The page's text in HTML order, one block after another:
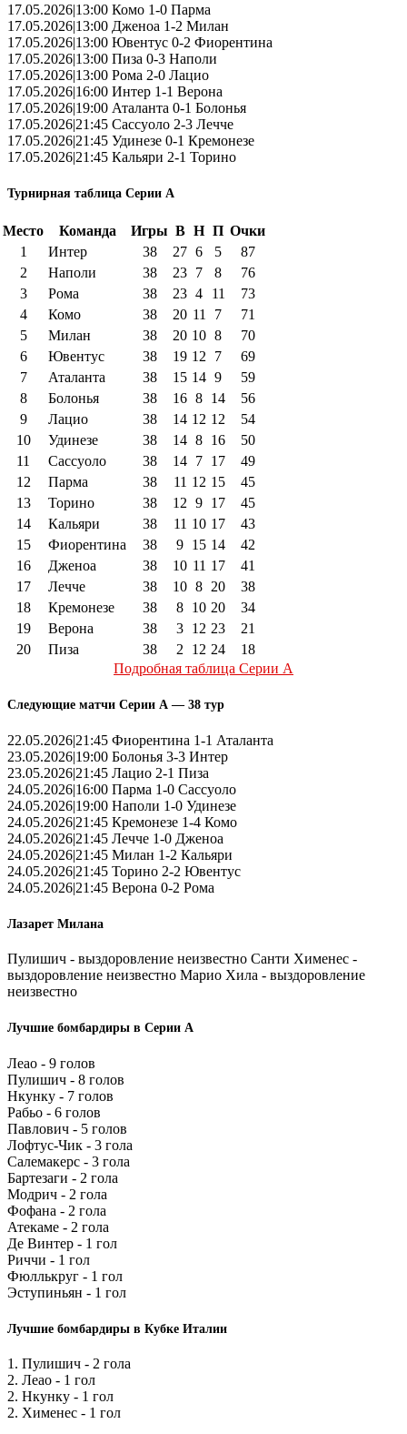
17.05.2026|13:00 Комо 1-0 Парма
17.05.2026|13:00 Дженоа 1-2 Милан
17.05.2026|13:00 Ювентус 0-2 Фиорентина
17.05.2026|13:00 Пиза 0-3 Наполи
17.05.2026|13:00 Рома 2-0 Лацио
17.05.2026|16:00 Интер 1-1 Верона
17.05.2026|19:00 Аталанта 0-1 Болонья
17.05.2026|21:45 Сассуоло 2-3 Лечче
17.05.2026|21:45 Удинезе 0-1 Кремонезе
17.05.2026|21:45 Кальяри 2-1 Торино
Турнирная таблица Серии А
Место Команда Игры В Н П Очки
1
Интер 38 27 6 5
87
2
Наполи 38 23 7 8
76
3
Рома 38 23 4 11
73
4
Комо 38 20 11 7
71
5
Милан 38 20 10 8
70
6
Ювентус 38 19 12 7
69
7
Аталанта 38 15 14 9
59
8
Болонья 38 16 8 14
56
9
Лацио 38 14 12 12
54
10
Удинезе 38 14 8 16
50
11
Сассуоло 38 14 7 17
49
12
Парма 38 11 12 15
45
13
Торино 38 12 9 17
45
14
Кальяри 38 11 10 17
43
15
Фиорентина 38 9 15 14
42
16
Дженоа 38 10 11 17
41
17
Лечче 38 10 8 20
38
18
Кремонезе 38 8 10 20
34
19
Верона 38 3 12 23
21
20
Пиза 38 2 12 24
18
Подробная таблица Серии А
Следующие матчи Серии А — 38 тур
22.05.2026|21:45 Фиорентина 1-1 Аталанта
23.05.2026|19:00 Болонья 3-3 Интер
23.05.2026|21:45 Лацио 2-1 Пиза
24.05.2026|16:00 Парма 1-0 Сассуоло
24.05.2026|19:00 Наполи 1-0 Удинезе
24.05.2026|21:45 Кремонезе 1-4 Комо
24.05.2026|21:45 Лечче 1-0 Дженоа
24.05.2026|21:45 Милан 1-2 Кальяри
24.05.2026|21:45 Торино 2-2 Ювентус
24.05.2026|21:45 Верона 0-2 Рома
Лазарет Милана
Пулишич - выздоровление неизвестно Санти Хименес -
выздоровление неизвестно Марио Хила - выздоровление
неизвестно
Лучшие бомбардиры в Серии А
Леао - 9 голов
Пулишич - 8 голов
Нкунку - 7 голов
Рабьо - 6 голов
Павлович - 5 голов
Лофтус-Чик - 3 гола
Салемакерс - 3 гола
Бартезаги - 2 гола
Модрич - 2 гола
Фофана - 2 гола
Атекаме - 2 гола
Де Винтер - 1 гол
Риччи - 1 гол
Фюллькруг - 1 гол
Эступиньян - 1 гол
Лучшие бомбардиры в Кубке Италии
1. Пулишич - 2 гола
2. Леао - 1 гол
2. Нкунку - 1 гол
2. Хименес - 1 гол